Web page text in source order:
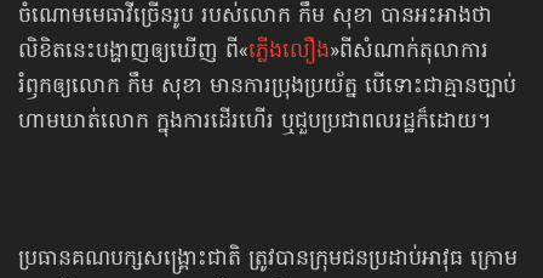
ចំណោម​មេធាវី​ច្រើនរូប របស់​​លោក កឹម សុខា បានអះអាងថា
លិខិតនេះ​បង្ហាញឲ្យឃើញ ពី​«ភ្លើងលឿង»ពី​សំណាក់​​តុលាការ
រំឭកឲ្យលោក កឹម សុខា មានការប្រុងប្រយ័ត្ន បើទោះជាគ្មានច្បាប់​
ហាមឃាត់​លោក ក្នុង​ការដើរហើរ ឬជួបប្រជាពលរដ្ឋក៏ដោយ។
ប្រធានគណបក្សសង្គ្រោះជាតិ ត្រូវបានក្រុមជនប្រដាប់អាវុធ ក្រោម